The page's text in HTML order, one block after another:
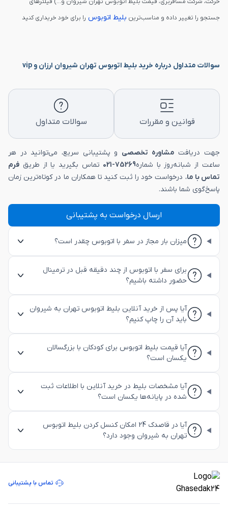
جستجو را تغییر داده و مناسب‌ترین بلیط اتوبوس را برای خود خریداری کنید
سوالات متداول درباره خرید بلیط اتوبوس تهران شیروان ارزان و vip
قوانین و مقررات سوالات متداول
جهت دریافت مشاوره تخصصی و پشتیبانی سریع، می‌توانید در هر
ساعت از شبانه‌روز با شماره75269-021 تماس بگیرید یا از طریق فرم
تماس با ما، درخواست خود را ثبت کنید تا همکاران ما در کوتاه‌ترین زمان
پاسخ‌گوی شما باشند.
ارسال درخواست به پشتیبانی
میزان بار مجاز در سفر با اتوبوس چقدر است؟
برای سفر با اتوبوس از چند دقیقه قبل در ترمینال
حضور داشته باشیم؟
آیا پس از خرید آنلاین بلیط اتوبوس تهران به شیروان
باید آن را چاپ کنیم؟
آیا قیمت بلیط اتوبوس برای کودکان با بزرگسالان
یکسان است؟
آیا مشخصات بلیط در خرید آنلاین با اطلاعات ثبت
شده در پایانه‌ها یکسان است؟
آیا در قاصدک 24 امکان کنسل کردن بلیط اتوبوس
تهران به شیروان وجود دارد؟
تماس با پشتیبانی